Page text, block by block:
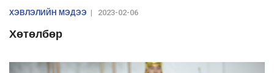
ХЭВЛЭЛИЙН МЭДЭЭ | 2023-02-06
Хөтөлбөр